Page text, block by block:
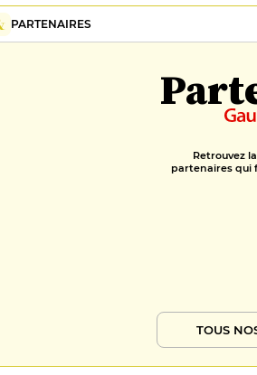
PARTENAIRES
Retrouvez
partenaires qui
TOUS